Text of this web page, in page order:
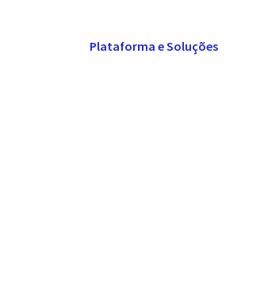
Plataforma e Soluções